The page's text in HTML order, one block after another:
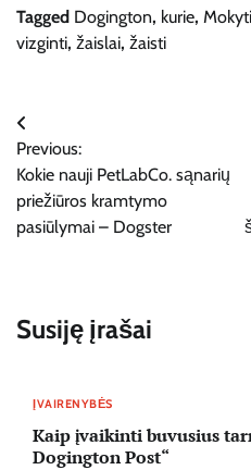
Tagged Dogington, kurie,
vizginti, žaislai, žaisti
Navigacija
tarp
įrašų
Previous:
Kokie nauji PetLabCo. sąnarių
priežiūros kramtymo
pasiūlymai – Dogster
Susiję įrašai
ĮVAIRENYBĖS
Kaip įvaikinti buvusius
Dogington Post“